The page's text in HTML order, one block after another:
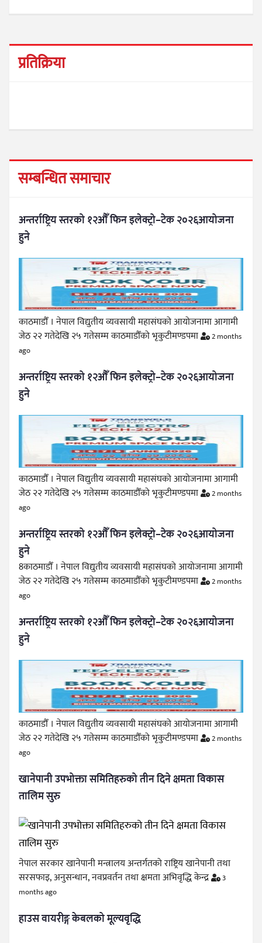
प्रतिक्रिया
सम्बन्धित समाचार
अन्तर्राष्ट्रिय स्तरको १२औँ फिन इलेक्ट्रो–टेक २०२६आयोजना
हुने
काठमाडौँ । नेपाल विद्युतीय व्यवसायी महासंघको आयोजनामा आगामी
जेठ २२ गतेदेखि २५ गतेसम्म काठमाडौँको भृकुटीमण्डपमा
2 months
ago
अन्तर्राष्ट्रिय स्तरको १२औँ फिन इलेक्ट्रो–टेक २०२६आयोजना
हुने
काठमाडौँ । नेपाल विद्युतीय व्यवसायी महासंघको आयोजनामा आगामी
जेठ २२ गतेदेखि २५ गतेसम्म काठमाडौँको भृकुटीमण्डपमा
2 months
ago
अन्तर्राष्ट्रिय स्तरको १२औँ फिन इलेक्ट्रो–टेक २०२६आयोजना
हुने
8काठमाडौँ । नेपाल विद्युतीय व्यवसायी महासंघको आयोजनामा आगामी
जेठ २२ गतेदेखि २५ गतेसम्म काठमाडौँको भृकुटीमण्डपमा
2 months
ago
अन्तर्राष्ट्रिय स्तरको १२औँ फिन इलेक्ट्रो–टेक २०२६आयोजना
हुने
काठमाडौँ । नेपाल विद्युतीय व्यवसायी महासंघको आयोजनामा आगामी
जेठ २२ गतेदेखि २५ गतेसम्म काठमाडौँको भृकुटीमण्डपमा
2 months
ago
खानेपानी उपभोक्ता समितिहरुको तीन दिने क्षमता विकास
तालिम सुरु
नेपाल सरकार खानेपानी मन्त्रालय अन्तर्गतको राष्ट्रिय खानेपानी तथा
सरसफाइ, अनुसन्धान, नवप्रवर्तन तथा क्षमता अभिवृद्धि केन्द्र
3
months ago
हाउस वायरीङ्ग केबलको मूल्यवृद्धि